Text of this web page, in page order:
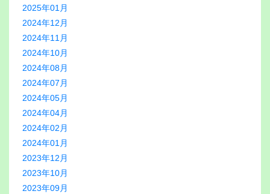
2025年01月
2024年12月
2024年11月
2024年10月
2024年08月
2024年07月
2024年05月
2024年04月
2024年02月
2024年01月
2023年12月
2023年10月
2023年09月